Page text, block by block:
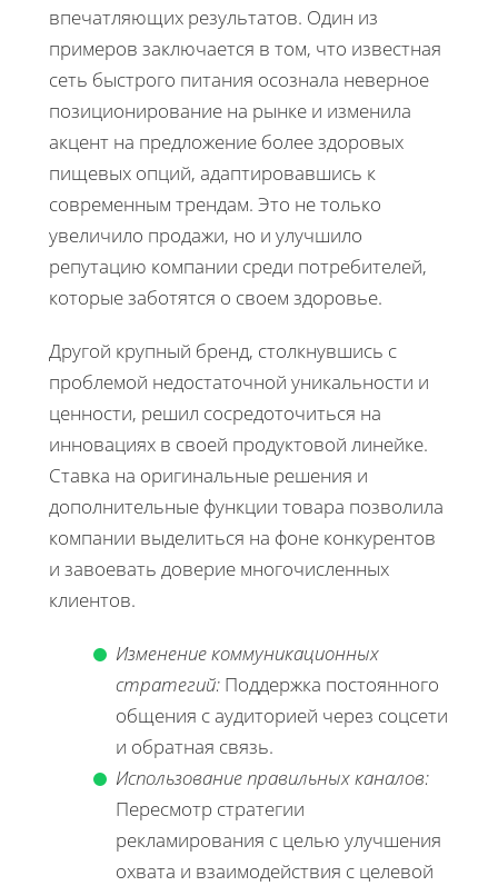
впечатляющих результатов. Один из
примеров заключается в том, что известная
сеть быстрого питания осознала неверное
позиционирование на рынке и изменила
акцент на предложение более здоровых
пищевых опций, адаптировавшись к
современным трендам. Это не только
увеличило продажи, но и улучшило
репутацию компании среди потребителей,
которые заботятся о своем здоровье.
Другой крупный бренд, столкнувшись с
проблемой недостаточной уникальности и
ценности, решил сосредоточиться на
инновациях в своей продуктовой линейке.
Ставка на оригинальные решения и
дополнительные функции товара позволила
компании выделиться на фоне конкурентов
и завоевать доверие многочисленных
клиентов.
Изменение коммуникационных
стратегий: Поддержка постоянного
общения с аудиторией через соцсети
и обратная связь.
Использование правильных каналов:
Пересмотр стратегии
рекламирования с целью улучшения
охвата и взаимодействия с целевой